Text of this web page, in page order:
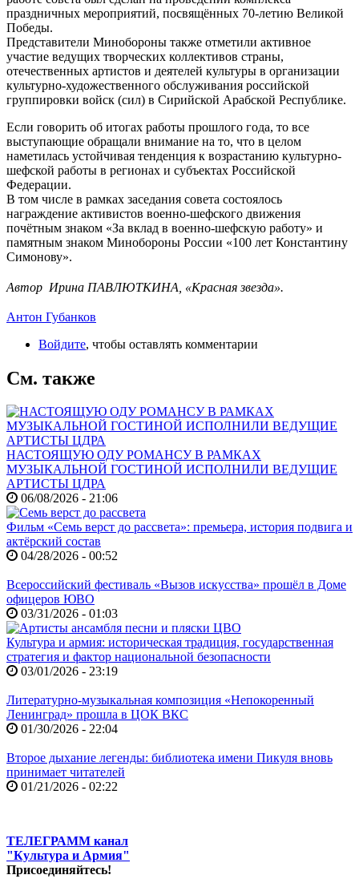
праздничных мероприятий, посвящённых 70-летию Великой
Победы.
Представители Минобороны также отметили активное
участие ведущих творческих коллективов страны,
отечественных артистов и деятелей культуры в организации
культурно-художественного обслуживания российской
группировки войск (сил) в Сирийской Арабской Республике.
Если говорить об итогах работы прошлого года, то все
выступающие обращали внимание на то, что в целом
наметилась устойчивая тенденция к возрастанию культурно-
шефской работы в регионах и субъектах Российской
Федерации.
В том числе в рамках заседания совета состоялось
награждение активистов военно-шефского движения
почётным знаком «За вклад в военно-шефскую работу» и
памятным знаком Минобороны России «100 лет Константину
Симонову».
Автор Ирина ПАВЛЮТКИНА, «Красная звезда».
Антон Губанков
Войдите, чтобы оставлять комментарии
См. также
НАСТОЯЩУЮ ОДУ РОМАНСУ В РАМКАХ
МУЗЫКАЛЬНОЙ ГОСТИНОЙ ИСПОЛНИЛИ ВЕДУЩИЕ
АРТИСТЫ ЦДРА
06/08/2026 - 21:06
Фильм «Семь верст до рассвета»: премьера, история подвига и
актёрский состав
04/28/2026 - 00:52
Всероссийский фестиваль «Вызов искусства» прошёл в Доме
офицеров ЮВО
03/31/2026 - 01:03
Культура и армия: историческая традиция, государственная
стратегия и фактор национальной безопасности
03/01/2026 - 23:19
Литературно-музыкальная композиция «Непокоренный
Ленинград» прошла в ЦОК ВКС
01/30/2026 - 22:04
Второе дыхание легенды: библиотека имени Пикуля вновь
принимает читателей
01/21/2026 - 02:22
ТЕЛЕГРАММ канал
"Культура и Армия"
Присоединяйтесь!